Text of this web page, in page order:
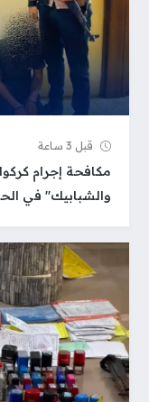
قبل 3 ساعة
مكافحة إجرام
والشبابيك" في